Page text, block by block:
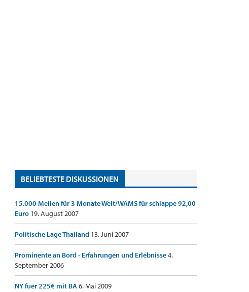
BELIEBTESTE DISKUSSIONEN
15.000 Meilen für 3 Monate Welt/WAMS für schlappe 92,00
Euro 19. August 2007
Politische Lage Thailand 13. Juni 2007
Prominente an Bord - Erfahrungen und Erlebnisse4.
September 2006
NY fuer 225€ mit BA6. Mai 2009